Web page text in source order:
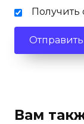
Получить
Вам